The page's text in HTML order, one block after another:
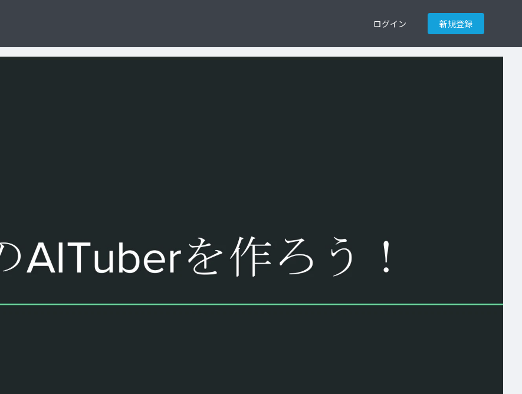
ログイン 新規登録